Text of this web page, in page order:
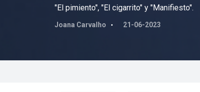
"El pimiento", "El cigarrito" y "Manifiesto".
Joana Carvalho 21-06-2023